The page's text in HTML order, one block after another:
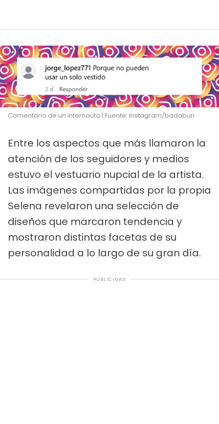
Comentario de un internauta | Fuente: Instagram/badabun
Entre los aspectos que más llamaron la
atención de los seguidores y medios
estuvo el vestuario nupcial de la artista.
Las imágenes compartidas por la propia
Selena revelaron una selección de
diseños que marcaron tendencia y
mostraron distintas facetas de su
personalidad a lo largo de su gran día.
PUBLICIDAD